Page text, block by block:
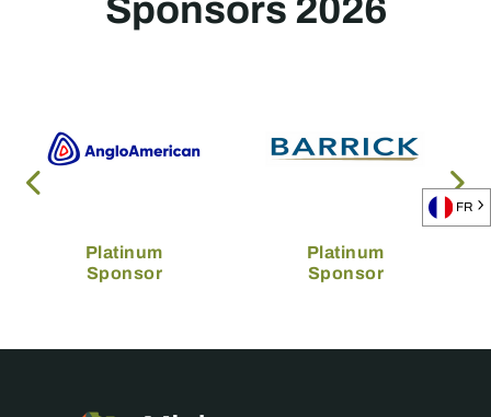
Platinum
Sponsor
Platinum
Sponsor
FR